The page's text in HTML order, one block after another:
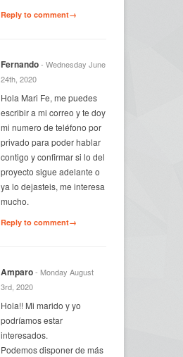
Reply to comment→
Fernando- Wednesday June
24th, 2020
Hola Mari Fe, me puedes
escribir a mi correo y te doy
mi numero de teléfono por
privado para poder hablar
contigo y confirmar si lo del
proyecto sigue adelante o
ya lo dejasteis, me interesa
mucho.
Reply to comment→
Amparo- Monday August
3rd, 2020
Hola!! Mi marido y yo
podríamos estar
interesados.
Podemos disponer de más